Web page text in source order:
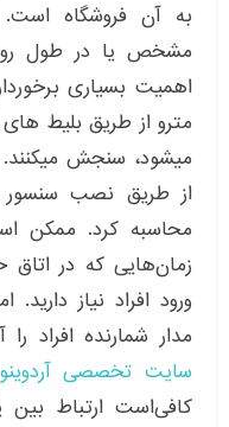
به آن فروشگاه
مشخص یا در طول
اهمیت بسیاری
مترو از طریق بلیط های
میشود، سنجش میکنند.
از طریق نصب سنسور
محاسبه کرد. ممکن
زمان‌هایی که در اتاق
ورود افراد نیاز
مدار شمارنده افراد
سایت تخصصی آردوینو
کافی‌است ارتباط